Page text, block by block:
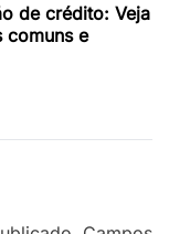
de crédito: Veja
comuns e